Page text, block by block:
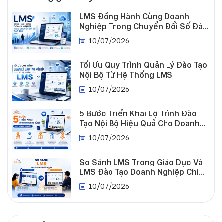
Tuyển
LMS Đồng Hành Cùng Doanh
Nghiệp Trong Chuyển Đổi Số Đào
Tạo10/07/2026
Tối Ưu Quy Trình Quản Lý Đào Tạo
Nội Bộ Từ Hệ Thống LMS
10/07/2026
5 Bước Triển Khai Lộ Trình Đào
Tạo Nội Bộ Hiệu Quả Cho Doanh
Nghiệp
10/07/2026
So Sánh LMS Trong Giáo Dục Và
LMS Đào Tạo Doanh Nghiệp Chi
Tiết10/07/2026